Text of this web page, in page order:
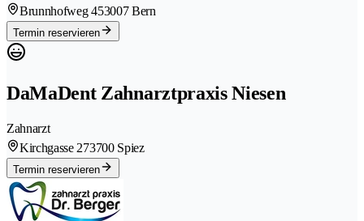
Brunnhofweg 453007 Bern
Termin reservieren
DaMaDent Zahnarztpraxis Niesen
Zahnarzt
Kirchgasse 273700 Spiez
Termin reservieren